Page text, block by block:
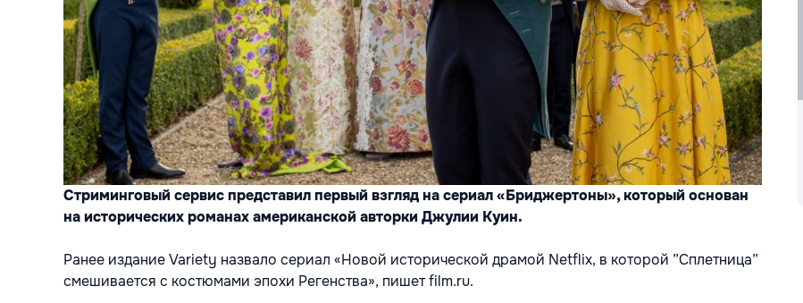
Стриминговый сервис представил первый взгляд на сериал «Бриджертоны», который основан
на исторических романах американской авторки Джулии Куин.
Ранее издание Variety назвало сериал «Новой исторической драмой Netflix, в которой ”Сплетница”
смешивается с костюмами эпохи Регенства», пишетfilm.ru.